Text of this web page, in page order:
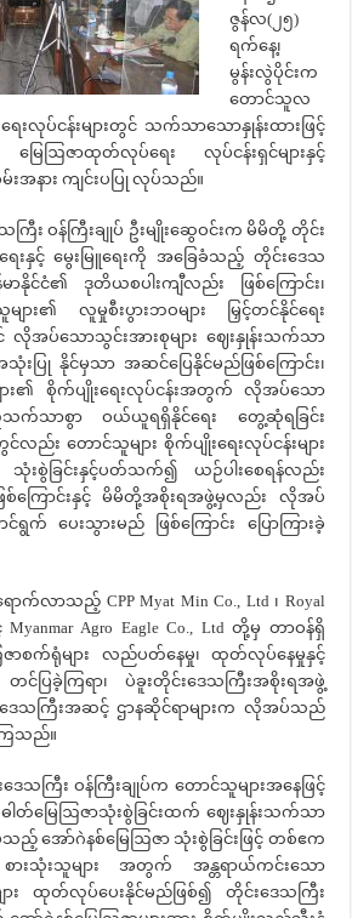
ဇွန်လ(၂၅)
ရက်နေ့၊
မွန်းလွဲပိုင်းက
တောင်သူလ
ေးလုပ်ငန်းများတွင် သက်သာသောနှုန်းထားဖြင့်
မြေဩဇာထုတ်လုပ်ရေး လုပ်ငန်းရှင်များနှင့်
းအနား ကျင်းပပြု လုပ်သည်။
း ဝန်ကြီးချုပ် ဦးမျိုးဆွေဝင်းက မိမိတို့ တိုင်း
းနှင့် မွေးမြူရေးကို အခြေခံသည့် တိုင်းဒေသ
မာနိုင်ငံ၏ ဒုတိယစပါးကျီလည်း ဖြစ်ကြောင်း၊
ား၏ လူမှုစီးပွားဘဝများ မြှင့်တင်နိုင်ရေး
အပ်သောသွင်းအားစုများ ဈေးနှုန်းသက်သာ
ပြု နိုင်မှသာ အဆင်ပြေနိုင်မည်ဖြစ်ကြောင်း၊
း၏ စိုက်ပျိုးရေးလုပ်ငန်းအတွက် လိုအပ်သော
က်သာစွာ ဝယ်ယူရရှိနိုင်ရေး တွေ့ဆုံရခြင်း
လည်း တောင်သူများ စိုက်ပျိုးရေးလုပ်ငန်းများ
းစွဲခြင်းနှင့်ပတ်သက်၍ ယဉ်ပါးစေရန်လည်း
စ်ကြောင်းနှင့် မိမိတို့အစိုးရအဖွဲ့မှလည်း လိုအပ်
က် ပေးသွားမည် ဖြစ်ကြောင်း ပြောကြားခဲ့
ည့် CPP Myat Min Co., Ltd ၊ Royal
Myanmar Agro Eagle Co., Ltd တို့မှ တာဝန်ရှိ
ာစက်ရုံများ လည်ပတ်နေမှု၊ ထုတ်လုပ်နေမှုနှင့်
တင်ပြခဲ့ကြရာ၊ ပဲခူးတိုင်းဒေသကြီးအစိုးရအဖွဲ့
ဒေသကြီးအဆင့် ဌာနဆိုင်ရာများက လိုအပ်သည်
ကြသည်။
ြီး ဝန်ကြီးချုပ်က တောင်သူများအနေဖြင့်
ါတ်မြေဩဇာသုံးစွဲခြင်းထက် ဈေးနှုန်းသက်သာ
ည့် အော်ဂဲနစ်မြေဩဇာ သုံးစွဲခြင်းဖြင့် တစ်ဧက
ားသုံးသူများ အတွက် အန္တရာယ်ကင်းသော
း ထုတ်လုပ်ပေးနိုင်မည်ဖြစ်၍ တိုင်းဒေသကြီး